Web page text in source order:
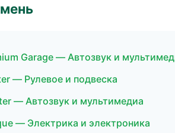
Garage — Автозвук и
— Рулевое и подвеска
— Автозвук и мультимедиа
— Электрика и электроника